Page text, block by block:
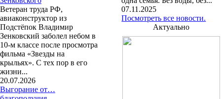
Ветеран труда РФ,
авиаконструктор из
Подстёпок Владимир
Зенковский заболел небом в
10-м классе после просмотра
фильма «Звезды на
крыльях». С тех пор в его
жизни...
20.07.2026
Выгорание от…
07.11.2025
Посмотреть все новости.
Актуально